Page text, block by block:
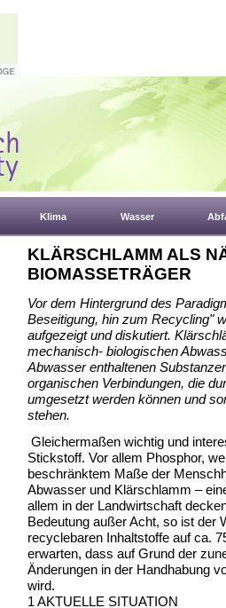
Klima Wasser
KLÄRSCHLAMM ALS
BIOMASSETRÄGER
Vor dem Hintergrund des
Beseitigung, hin zum Recycling"
aufgezeigt und diskutiert.
mechanisch- biologischen
Abwasser enthaltenen
organischen Verbindungen, die
umgesetzt werden können und
stehen.
Gleichermaßen wichtig und
Stickstoff. Vor allem Phosphor,
beschränktem Maße der
Abwasser und Klärschlamm –
allem in der Landwirtschaft
Bedeutung außer Acht, so ist der
recyclebaren Inhaltstoffe auf ca.
erwarten, dass auf Grund der
Änderungen in der Handhabung
wird.
1 AKTUELLE SITUATION